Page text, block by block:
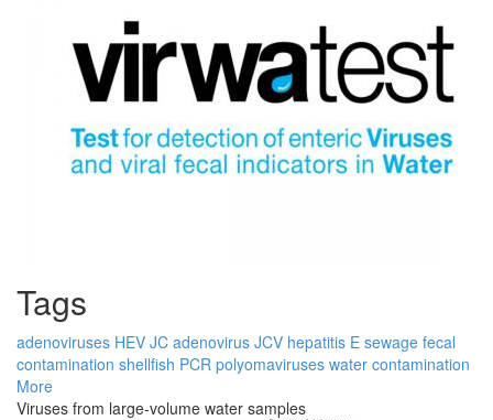
Tags
adenoviruses HEV JC adenovirus JCV hepatitis E sewage fecal
contamination shellfish PCR polyomaviruses water contamination
More
Viruses from large-volume water samples